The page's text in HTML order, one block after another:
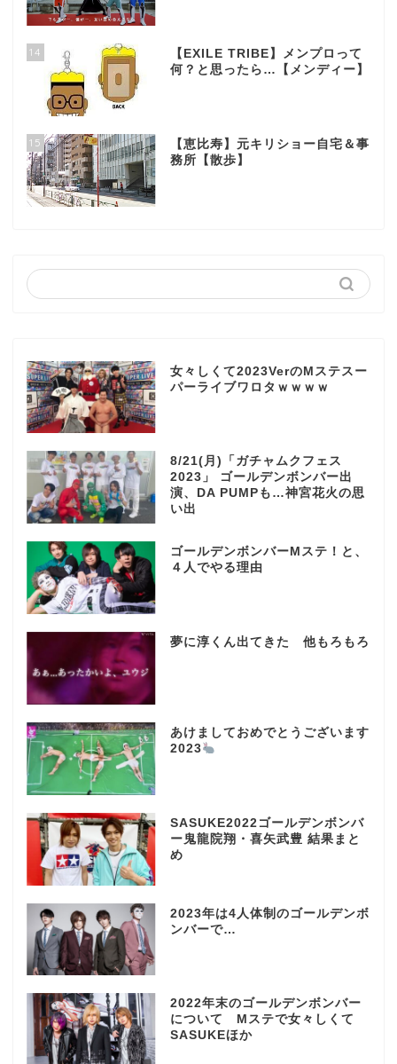
14
【EXILE TRIBE】メンプロって
何？と思ったら…【メンディー】
15
【恵比寿】元キリショー自宅＆事
務所【散歩】
女々しくて2023VerのMステスー
パーライブワロタｗｗｗｗ
8/21(月)「ガチャムクフェス
2023」 ゴールデンボンバー出
演、DA PUMPも…神宮花火の思
い出
ゴールデンボンバーMステ！と、
４人でやる理由
夢に淳くん出てきた 他もろもろ
あけましておめでとうございます
2023
SASUKE2022ゴールデンボンバ
ー鬼龍院翔・喜矢武豊 結果まと
め
2023年は4人体制のゴールデンボ
ンバーで…
2022年末のゴールデンボンバー
について Mステで女々しくて
SASUKEほか